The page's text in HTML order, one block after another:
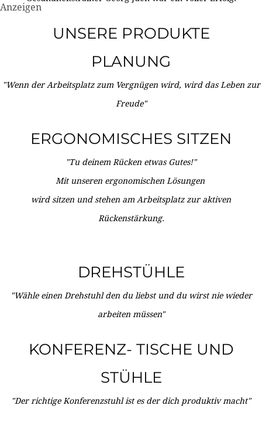
Anzeigen
UNSERE PRODUKTE
PLANUNG
"Wenn der Arbeitsplatz zum Vergnügen wird, wird das Leben zur
Freude"
ERGONOMISCHES SITZEN
"Tu deinem Rücken etwas Gutes!"
Mit unseren ergonomischen Lösungen
wird sitzen und stehen am Arbeitsplatz zur aktiven
Rückenstärkung.
DREHSTÜHLE
"Wähle einen Drehstuhl den du liebst und du wirst nie wieder
arbeiten müssen"
KONFERENZ- TISCHE UND
STÜHLE
"Der richtige Konferenzstuhl ist es der dich produktiv macht"